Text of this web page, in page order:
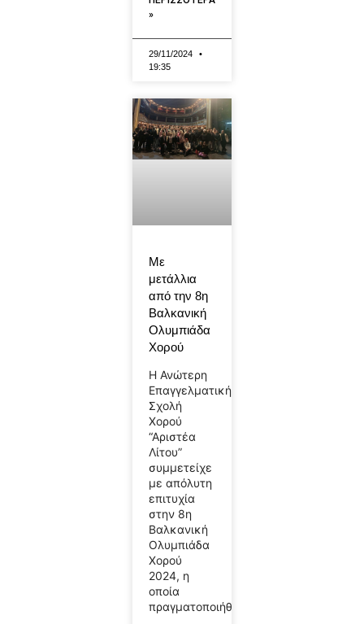
»
29/11/2024
19:35
Με
μετάλλια
από την 8η
Βαλκανική
Ολυμπιάδα
Χορού
Η Ανώτερη
Επαγγελματική
Σχολή
Χορού
“Αριστέα
Λίτου”
συμμετείχε
με απόλυτη
επιτυχία
στην 8η
Βαλκανική
Ολυμπιάδα
Χορού
2024, η
οποία
πραγματοποιήθηκε